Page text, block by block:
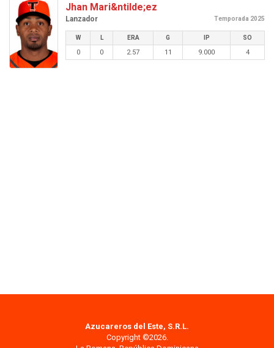
Jhan Mari&ntilde;ez
Lanzador Temporada 2025
W L ERA G IP SO
0 0 2.57 11 9.000 4
Azucareros del Este, S.R.L.
Copyright ©2026.